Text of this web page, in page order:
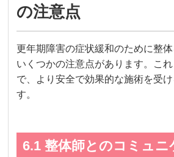
の注意点
更年期障害の症状緩和のために整体
いくつかの注意点があります。こ
で、より安全で効果的な施術を受
す。
6.1 整体師とのコミュニ